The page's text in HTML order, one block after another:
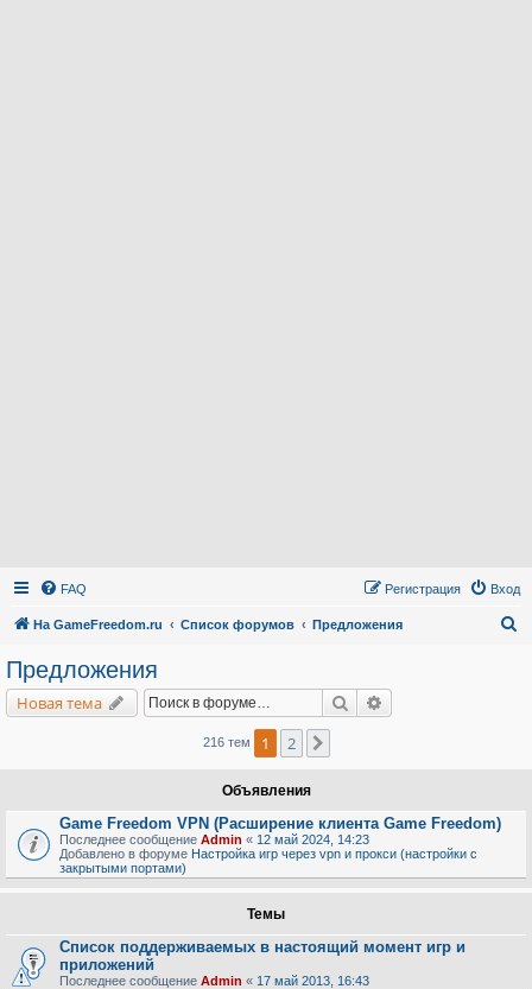
FAQ Вход
Регистрация
На GameFreedom.ru Список форумов Предложения
Предложения
Новая тема Поиск
216 тем 1 2
Объявления
Game Freedom VPN (Расширение клиента Game Freedom)
Последнее сообщение Admin « 12 май 2024, 14:23
Добавлено в форуме Настройка игр через vpn и прокси (настройки с
закрытыми портами)
Темы
Список поддерживаемых в настоящий момент игр и
приложений
Последнее сообщение Admin « 17 май 2013, 16:43